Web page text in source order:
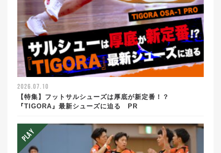
2026.07.10
【特集】フットサルシューズは厚底が新定番！？
『TIGORA』最新シューズに迫る PR